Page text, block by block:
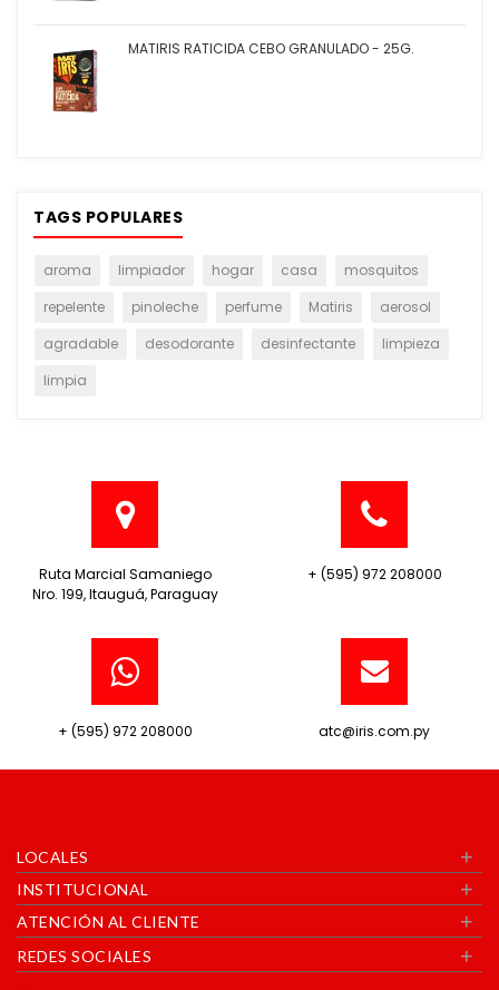
MATIRIS RATICIDA CEBO GRANULADO - 25G.
TAGS POPULARES
aroma limpiador hogar casa
mosquitos
repelente
pinoleche perfume Matiris
aerosol
agradable
desodorante desinfectante
limpieza
limpia
Ruta Marcial Samaniego
Nro. 199, Itauguá, Paraguay
+ (595) 972 208000
+ (595) 972 208000 atc@iris.com.py
LOCALES +
INSTITUCIONAL +
ATENCIÓN AL CLIENTE +
REDES SOCIALES +